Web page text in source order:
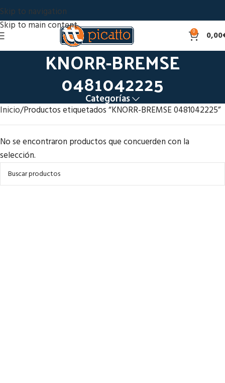
Skip to navigation
Skip to main content
0 0,00
KNORR-BREMSE
0481042225
Categorías
Inicio Productos etiquetados “KNORR-BREMSE 0481042225”
No se encontraron productos que concuerden con la
selección.